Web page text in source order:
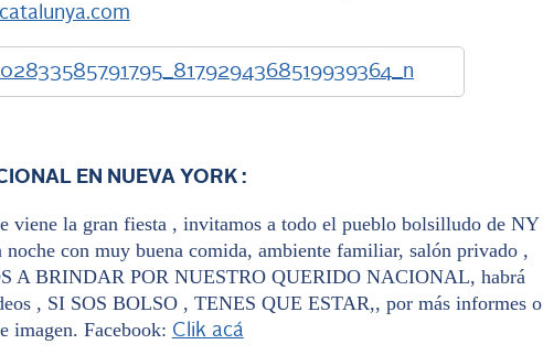
EN NUEVA YORK :
viene la gran fiesta , invitamos a todo el pueblo bolsilludo de NY
con muy buena comida, ambiente familiar, salón privado ,
A BRINDAR POR NUESTRO QUERIDO NACIONAL, habrá
, SI SOS BOLSO , TENES QUE ESTAR,, por más informes o
imagen. Facebook: Clik acá